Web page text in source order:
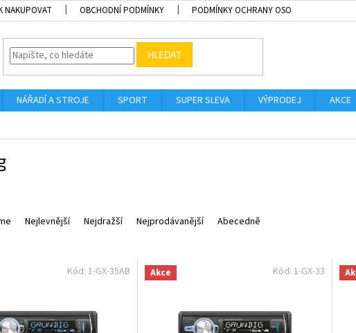
NAKUPOVAT OBCHODNÍ PODMÍNKY PODMÍNKY OCHRANY OSOBNÍCH ÚDAJŮ
HLEDAT
NÁŘADÍ A STROJE SPORT SUPER SLEVA VÝPRODEJ AKCE
Nejlevnější Nejdražší Nejprodávanější Abecedně
Kód: 1-GX-35AB Akce Kód: 1-GX-33